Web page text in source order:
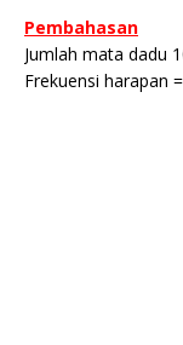
Pembahasan
Jumlah mata dadu
Frekuensi harapan